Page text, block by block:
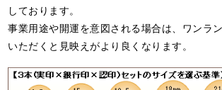
しております。
事業用途や開運を意図される場合は、ワンラ
いただくと見映えがより良くなります。